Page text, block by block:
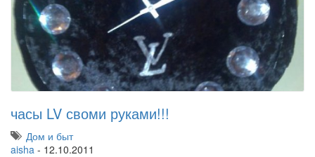
часы LV своми руками!!!
Дом и быт
aisha - 12.10.2011